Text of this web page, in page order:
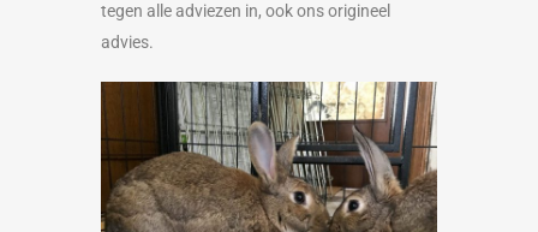
tegen alle adviezen in, ook ons origineel
advies.